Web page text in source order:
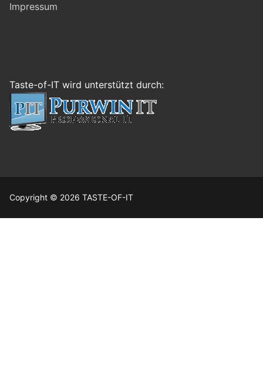
Impressum
Taste-of-IT wird unterstützt durch:
Copyright © 2026 TASTE-OF-IT